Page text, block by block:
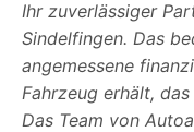
Ihr zuverlässiger
Sindelfingen. Das
angemessene
Fahrzeug erhält,
Das Team von